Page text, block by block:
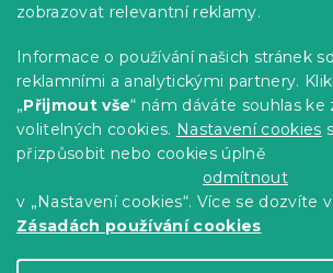
zobrazovat relevantní reklamy.
Informace o používání našich stránek
reklamními a analytickými partnery.
„Přijmout vše“ nám dáváte souhlas ke
volitelných cookies. Nastavení cookies
přizpůsobit nebo cookies úplně
odmítnout
v „Nastavení cookies“. Více se dozvíte
Zásadách používání cookies
Proč se u nás registrovat?
Věrnostní program - Sleva až 10 %
Návody
Tabulky velikostí
Blog